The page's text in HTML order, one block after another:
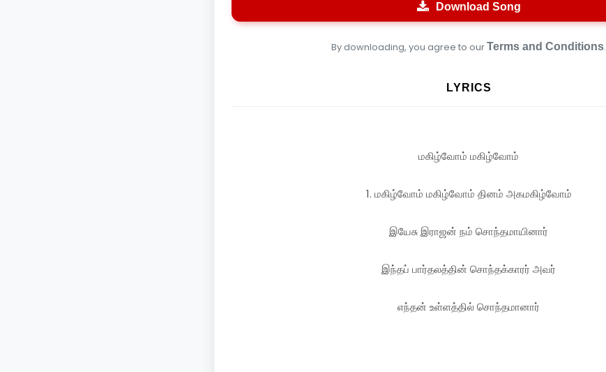
Download Song
By downloading, you agree to ourTerms and Conditions.
LYRICS
மகிழ்வோம் மகிழ்வோம்
1. மகிழ்வோம் மகிழ்வோம் தினம் அகமகிழ்வோம்
இயேசு இராஜன் நம் சொந்தமாயினார்
இந்தப் பார்தலத்தின் சொந்தக்காரர் அவர்
எந்தன் உள்ளத்தில் சொந்தமானார்